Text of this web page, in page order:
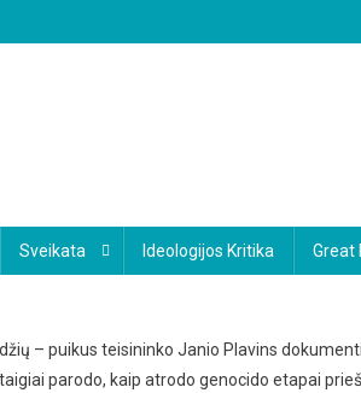
Sveikata Ideologijos Kritika Great